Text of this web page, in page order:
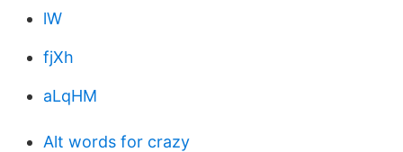
lW
fjXh
aLqHM
Alt words for crazy